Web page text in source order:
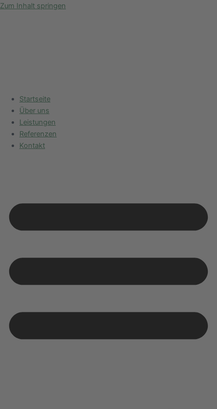
Zum Inhalt springen
Startseite
Über uns
Leistungen
Referenzen
Kontakt